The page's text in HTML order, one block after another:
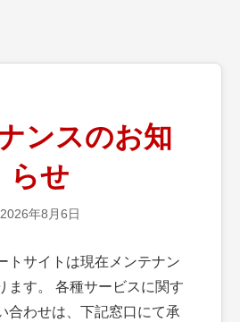
ンスのお知
らせ
2026年8月6日
サイトは現在メンテナン
ます。 各種サービスに関す
合わせは、下記窓口にて承